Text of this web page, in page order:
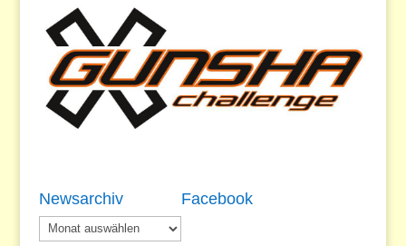
Newsarchiv
Newsarchiv
Facebook